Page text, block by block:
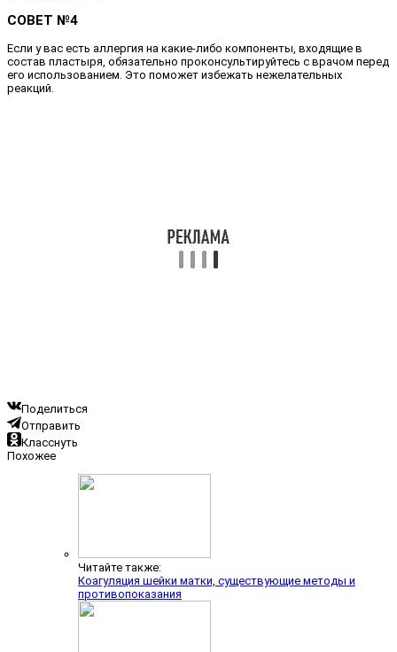
СОВЕТ №4
Если у вас есть аллергия на какие-либо компоненты, входящие в
состав пластыря, обязательно проконсультируйтесь с врачом перед
его использованием. Это поможет избежать нежелательных
реакций.
Поделиться
Отправить
Класснуть
Похожее
Читайте также:
Коагуляция шейки матки, существующие методы и
противопоказания